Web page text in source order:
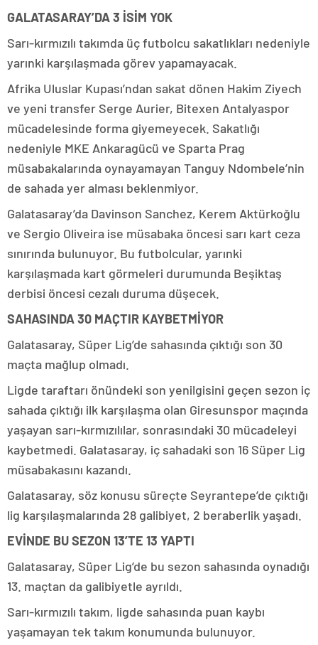
GALATASARAY’DA 3 İSİM YOK
Sarı-kırmızılı takımda üç futbolcu sakatlıkları nedeniyle
yarınki karşılaşmada görev yapamayacak.
Afrika Uluslar Kupası’ndan sakat dönen Hakim Ziyech
ve yeni transfer Serge Aurier, Bitexen Antalyaspor
mücadelesinde forma giyemeyecek. Sakatlığı
nedeniyle MKE Ankaragücü ve Sparta Prag
müsabakalarında oynayamayan Tanguy Ndombele’nin
de sahada yer alması beklenmiyor.
Galatasaray’da Davinson Sanchez, Kerem Aktürkoğlu
ve Sergio Oliveira ise müsabaka öncesi sarı kart ceza
sınırında bulunuyor. Bu futbolcular, yarınki
karşılaşmada kart görmeleri durumunda Beşiktaş
derbisi öncesi cezalı duruma düşecek.
SAHASINDA 30 MAÇTIR KAYBETMİYOR
Galatasaray, Süper Lig’de sahasında çıktığı son 30
maçta mağlup olmadı.
Ligde taraftarı önündeki son yenilgisini geçen sezon iç
sahada çıktığı ilk karşılaşma olan Giresunspor maçında
yaşayan sarı-kırmızılılar, sonrasındaki 30 mücadeleyi
kaybetmedi. Galatasaray, iç sahadaki son 16 Süper Lig
müsabakasını kazandı.
Galatasaray, söz konusu süreçte Seyrantepe’de çıktığı
lig karşılaşmalarında 28 galibiyet, 2 beraberlik yaşadı.
EVİNDE BU SEZON 13’TE 13 YAPTI
Galatasaray, Süper Lig’de bu sezon sahasında oynadığı
13. maçtan da galibiyetle ayrıldı.
Sarı-kırmızılı takım, ligde sahasında puan kaybı
yaşamayan tek takım konumunda bulunuyor.